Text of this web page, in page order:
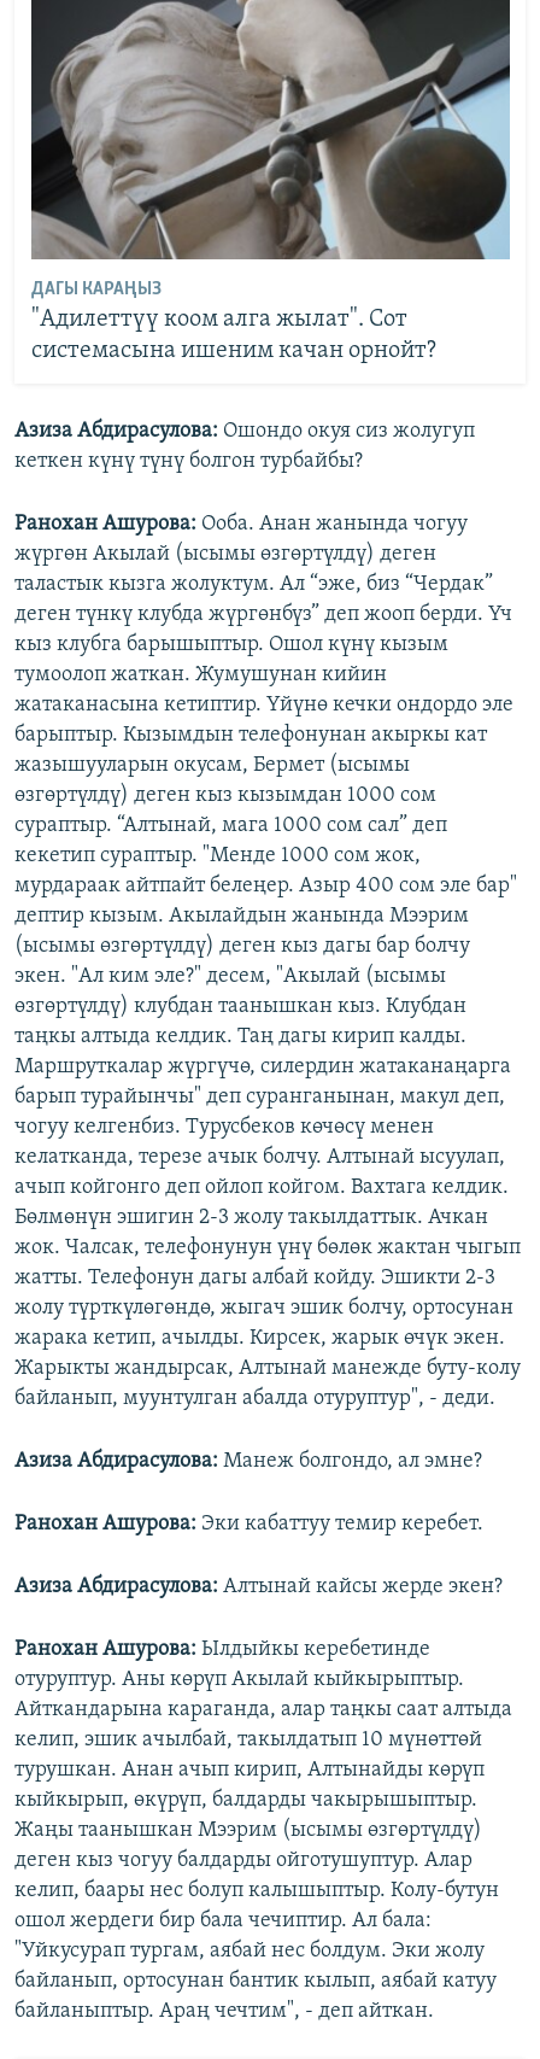
ДАГЫ КАРАҢЫЗ
"Адилеттүү коом алга жылат". Сот
системасына ишеним качан орнойт?
Азиза Абдирасулова: Ошондо окуя сиз жолугуп
кеткен күнү түнү болгон турбайбы?
Ранохан Ашурова: Ооба. Анан жанында чогуу
жүргөн Акылай (ысымы өзгөртүлдү) деген
таластык кызга жолуктум. Ал “эже, биз “Чердак”
деген түнкү клубда жүргөнбүз” деп жооп берди. Үч
кыз клубга барышыптыр. Ошол күнү кызым
тумоолоп жаткан. Жумушунан кийин
жатаканасына кетиптир. Үйүнө кечки ондордо эле
барыптыр. Кызымдын телефонунан акыркы кат
жазышууларын окусам, Бермет (ысымы
өзгөртүлдү) деген кыз кызымдан 1000 сом
сураптыр. “Алтынай, мага 1000 сом сал” деп
кекетип сураптыр. "Менде 1000 сом жок,
мурдараак айтпайт белеңер. Азыр 400 сом эле бар"
дептир кызым. Акылайдын жанында Мээрим
(ысымы өзгөртүлдү) деген кыз дагы бар болчу
экен. "Ал ким эле?" десем, "Акылай (ысымы
өзгөртүлдү) клубдан таанышкан кыз. Клубдан
таңкы алтыда келдик. Таң дагы кирип калды.
Маршруткалар жүргүчө, силердин жатаканаңарга
барып турайынчы" деп суранганынан, макул деп,
чогуу келгенбиз. Турусбеков көчөсү менен
келатканда, терезе ачык болчу. Алтынай ысуулап,
ачып койгонго деп ойлоп койгом. Вахтага келдик.
Бөлмөнүн эшигин 2-3 жолу такылдаттык. Ачкан
жок. Чалсак, телефонунун үнү бөлөк жактан чыгып
жатты. Телефонун дагы албай койду. Эшикти 2-3
жолу түрткүлөгөндө, жыгач эшик болчу, ортосунан
жарака кетип, ачылды. Кирсек, жарык өчүк экен.
Жарыкты жандырсак, Алтынай манежде буту-колу
байланып, муунтулган абалда отуруптур", - деди.
Азиза Абдирасулова: Манеж болгондо, ал эмне?
Ранохан Ашурова: Эки кабаттуу темир керебет.
Азиза Абдирасулова: Алтынай кайсы жерде экен?
Ранохан Ашурова: Ылдыйкы керебетинде
отуруптур. Аны көрүп Акылай кыйкырыптыр.
Айткандарына караганда, алар таңкы саат алтыда
келип, эшик ачылбай, такылдатып 10 мүнөттөй
турушкан. Анан ачып кирип, Алтынайды көрүп
кыйкырып, өкүрүп, балдарды чакырышыптыр.
Жаңы таанышкан Мээрим (ысымы өзгөртүлдү)
деген кыз чогуу балдарды ойготушуптур. Алар
келип, баары нес болуп калышыптыр. Колу-бутун
ошол жердеги бир бала чечиптир. Ал бала:
"Уйкусурап тургам, аябай нес болдум. Эки жолу
байланып, ортосунан бантик кылып, аябай катуу
байланыптыр. Араң чечтим", - деп айткан.